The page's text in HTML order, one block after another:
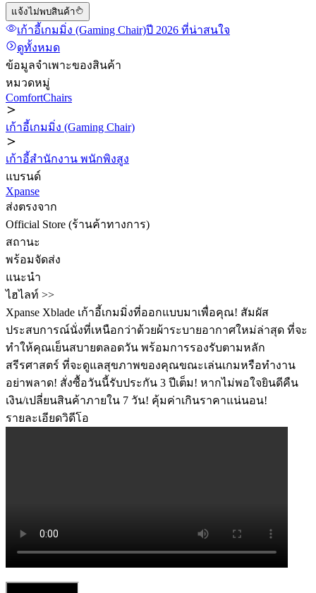
แจ้งไม่พบสินค้า
เก้าอี้เกมมิ่ง (Gaming Chair)ปี 2026 ที่น่าสนใจ
ดูทั้งหมด
ข้อมูลจำเพาะของสินค้า
หมวดหมู่
ComfortChairs
เก้าอี้เกมมิ่ง (Gaming Chair)
เก้าอี้สำนักงาน พนักพิงสูง
แบรนด์
Xpanse
ส่งตรงจาก
Official Store (ร้านค้าทางการ)
สถานะ
พร้อมจัดส่ง
แนะนำ
ไฮไลท์ >>
Xpanse Xblade เก้าอี้เกมมิ่งที่ออกแบบมาเพื่อคุณ! สัมผัส
ประสบการณ์นั่งที่เหนือกว่าด้วยผ้าระบายอากาศใหม่ล่าสุด ที่จะ
ทำให้คุณเย็นสบายตลอดวัน พร้อมการรองรับตามหลัก
สรีรศาสตร์ ที่จะดูแลสุขภาพของคุณขณะเล่นเกมหรือทำงาน
อย่าพลาด! สั่งซื้อวันนี้รับประกัน 3 ปีเต็ม! หากไม่พอใจยินดีคืน
เงิน/เปลี่ยนสินค้าภายใน 7 วัน! คุ้มค่าเกินราคาแน่นอน!
รายละเอียดวิดีโอ